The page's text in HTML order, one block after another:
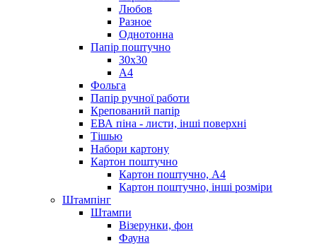
Любов
Разное
Однотонна
Папір поштучно
30х30
А4
Фольга
Папір ручної работи
Крепований папір
ЕВА піна - листи, інші поверхні
Тішью
Набори картону
Картон поштучно
Картон поштучно, А4
Картон поштучно, інші розміри
Штампінг
Штампи
Візерунки, фон
Фауна